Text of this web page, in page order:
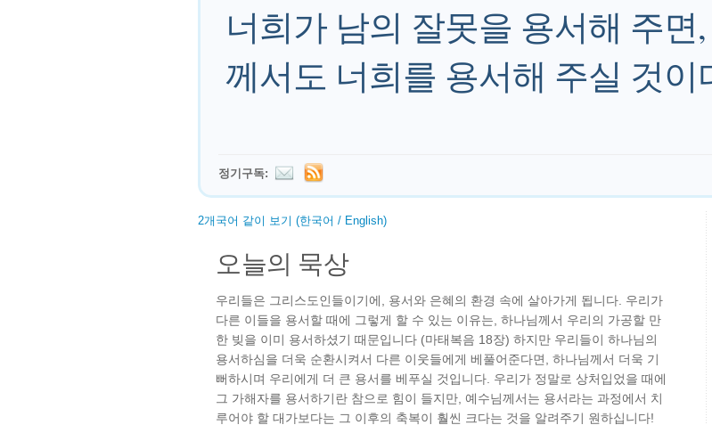
너희가 남의 잘못을 용서해 주면
께서도 너희를 용서해 주실 것이
정기구독:
2개국어 같이 보기 (한국어 / English)
오늘의 묵상
우리들은 그리스도인들이기에, 용서와 은혜의 환경 속에 살아가게 됩니다. 우리가
다른 이들을 용서할 때에 그렇게 할 수 있는 이유는, 하나님께서 우리의 가공할 만
한 빚을 이미 용서하셨기 때문입니다 (마태복음 18장) 하지만 우리들이 하나님의
용서하심을 더욱 순환시켜서 다른 이웃들에게 베풀어준다면, 하나님께서 더욱 기
뻐하시며 우리에게 더 큰 용서를 베푸실 것입니다. 우리가 정말로 상처입었을 때에
그 가해자를 용서하기란 참으로 힘이 들지만, 예수님께서는 용서라는 과정에서 치
루어야 할 대가보다는 그 이후의 축복이 훨씬 크다는 것을 알려주기 원하십니다!